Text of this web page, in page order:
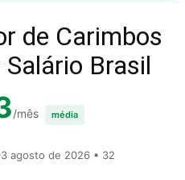
de Carimbos
Brasil
/mês média
agosto de 2026 • 32